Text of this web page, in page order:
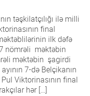
təşkilatçılığı ilə milli
final
ilk dəfə
nömrəli məktəbin
məktəbin şagirdi
7-də Belçikanın
Viktorinasının final
hər […]